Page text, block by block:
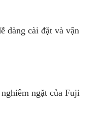
dàng cài đặt và vận
ngặt của Fuji